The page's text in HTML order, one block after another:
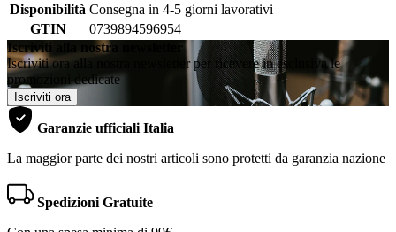
Disponibilità Consegna in 4-5 giorni lavorativi
GTIN
0739894596954
Iscriviti alla nostra newsletter
Iscriviti ora alla nostra newsletter per ricevere in esclusiva le
promozioni dedicate
Iscriviti ora
Garanzie ufficiali Italia
La maggior parte dei nostri articoli sono protetti da garanzia nazione
Spedizioni Gratuite